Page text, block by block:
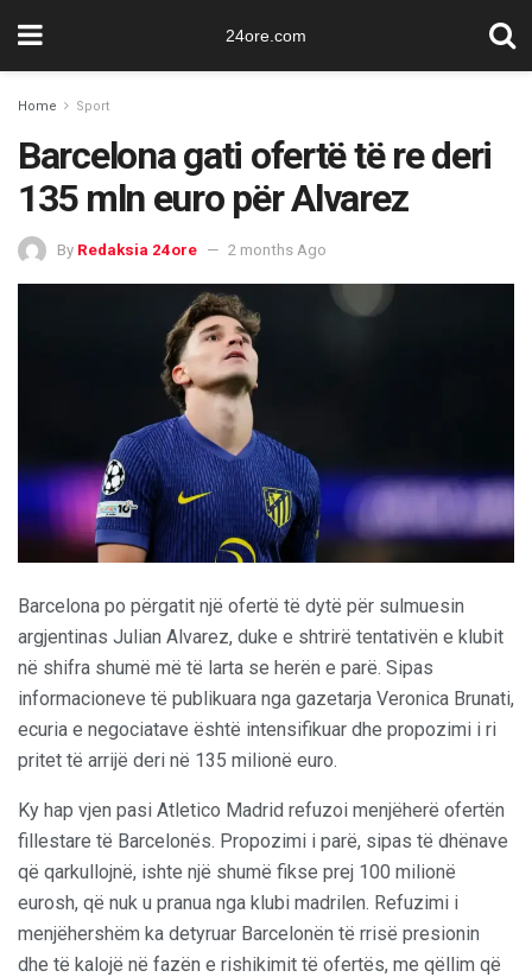
24ore.com
Home Sport
Barcelona gati ofertë të re deri
135 mln euro për Alvarez
By Redaksia 24ore 2 months Ago
Barcelona po përgatit një ofertë të dytë për sulmuesin
argjentinas Julian Alvarez, duke e shtrirë tentativën e klubit
në shifra shumë më të larta se herën e parë. Sipas
informacioneve të publikuara nga gazetarja Veronica Brunati,
ecuria e negociatave është intensifikuar dhe propozimi i ri
pritet të arrijë deri në 135 milionë euro.
Ky hap vjen pasi Atletico Madrid refuzoi menjëherë ofertën
fillestare të Barcelonës. Propozimi i parë, sipas të dhënave
që qarkullojnë, ishte një shumë fikse prej 100 milionë
eurosh, që nuk u pranua nga klubi madrilen. Refuzimi i
menjëhershëm ka detyruar Barcelonën të rrisë presionin
dhe të kalojë në fazën e rishikimit të ofertës, me qëllim që